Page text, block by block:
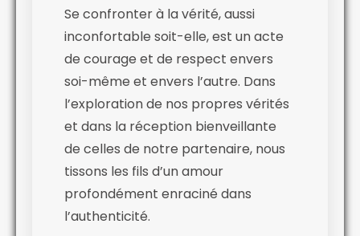
Se confronter à la vérité, aussi
inconfortable soit-elle, est un acte
de courage et de respect envers
soi-même et envers l’autre. Dans
l’exploration de nos propres vérités
et dans la réception bienveillante
de celles de notre partenaire, nous
tissons les fils d’un amour
profondément enraciné dans
l’authenticité.